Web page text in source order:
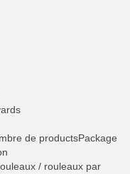
de productsPackage
/ rouleaux par